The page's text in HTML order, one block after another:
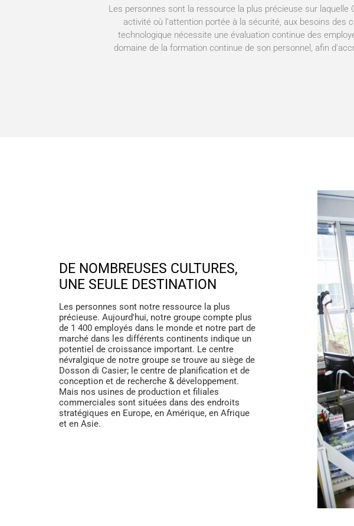
Les personnes sont la ressource la plus précieuse sur
activité où l'attention portée à la sécurité, aux besoins des
technologique nécessite une évaluation continue des
domaine de la formation continue de son personnel, afin
DE NOMBREUSES CULTURES,
UNE SEULE DESTINATION
Les personnes sont notre ressource la plus
précieuse. Aujourd'hui, notre groupe compte plus
de 1 400 employés dans le monde et notre part de
marché dans les différents continents indique un
potentiel de croissance important. Le centre
névralgique de notre groupe se trouve au siège de
Dosson di Casier; le centre de planification et de
conception et de recherche & développement.
Mais nos usines de production et filiales
commerciales sont situées dans des endroits
stratégiques en Europe, en Amérique, en Afrique
et en Asie.